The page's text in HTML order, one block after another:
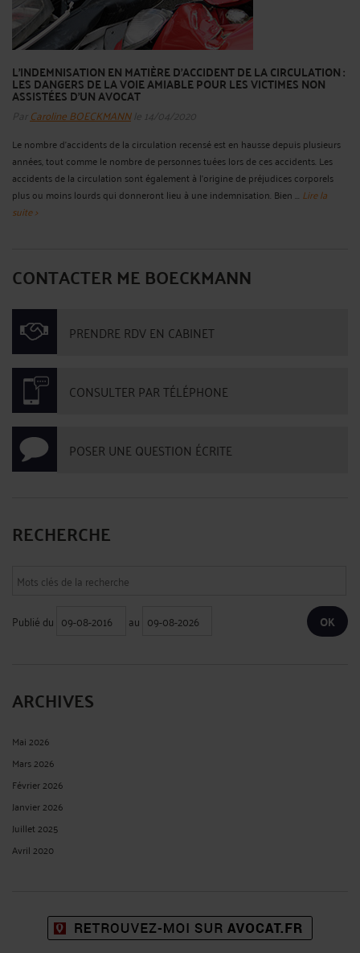
L’INDEMNISATION EN MATIÈRE D’ACCIDENT DE LA CIRCULATION :
LES DANGERS DE LA VOIE AMIABLE POUR LES VICTIMES NON
ASSISTÉES D’UN AVOCAT
Par Caroline BOECKMANNle 14/04/2020
Le nombre d’accidents de la circulation recensé est en hausse depuis plusieurs
années, tout comme le nombre de personnes tuées lors de ces accidents. Les
accidents de la circulation sont également à l’origine de préjudices corporels
plus ou moins lourds qui donneront lieu à une indemnisation. Bien ... Lire la
suite >
CONTACTER ME BOECKMANN
PRENDRE RDV EN CABINET
CONSULTER PAR TÉLÉPHONE
POSER UNE QUESTION ÉCRITE
RECHERCHE
Publié du au
ARCHIVES
Mai 2026
Mars 2026
Février 2026
Janvier 2026
Juillet 2025
Avril 2020